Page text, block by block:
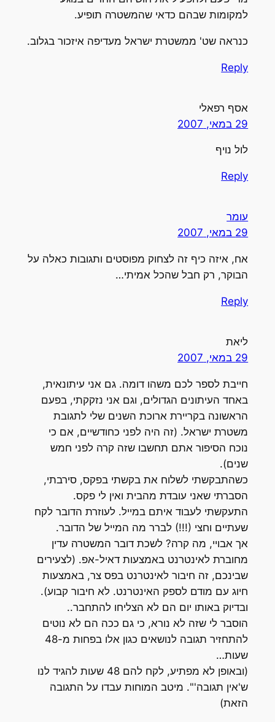
למקומות שבהם כדאי שהמשטרה תופיע.
כנראה שט' ממשטרת ישראל מעדיפה איזכור בגלוב.
Reply
אסף רפאלי
29 במאי, 2007
לול נויף
Reply
עומר
29 במאי, 2007
אח, איזה כיף זה לצחוק מפוסטים ותגובות כאלה על
הבוקר, רק חבל שהכל אמיתי…
Reply
ליאת
29 במאי, 2007
חייבת לספר לכם משהו דומה. גם אני עיתונאית,
באחד העיתונים הגדולים, וגם אני נזקקתי, בפעם
הראשונה בקריירת ארוכת השנים שלי לתגובת
משטרת ישראל. (זה היה לפני כחודשיים, אם כי
נוכח הסיפור אתם תחשבו שזה קרה לפני חמש
שנים).
כשהתבקשתי לשלוח את בקשתי בפקס, סירבתי,
הסברתי שאני עובדת מהבית ואין לי פקס.
התעקשתי לעבוד איתם במייל. לעוזרת הדובר לקח
שעתיים וחצי (!!!) לברר מה המייל של הדובר.
אך אבויי, מה קרה? לשכת דובר המשטרה עדין
מחוברת לאינטרנט באמצעות דאיל-אפ. (לצעירים
שבינכם, זה חיבור לאינטרנט בפס צר, באמצעות
חיוג עם מודם לספק האינטרנט. לא חיבור קבוע).
ובדיוק באותו יום הם לא הצליחו להתחבר..
הוסבר לי שזה לא נורא, כי גם ככה הם לא נוטים
להתחזיר תגובה לנושאים כגון אלו בפחות מ-48
שעות…
(ובאופן לא מפתיע, לקח להם 48 שעות להגיד לנו
ש'אין תגובה'". מיטב המוחות עבדו על התגובה
הזאת)